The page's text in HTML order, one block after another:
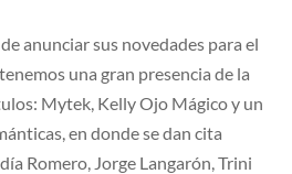
anunciar sus novedades para el
una gran presencia de la
Mytek, Kelly Ojo Mágico y un
en donde se dan cita
Romero, Jorge Langarón, Trini